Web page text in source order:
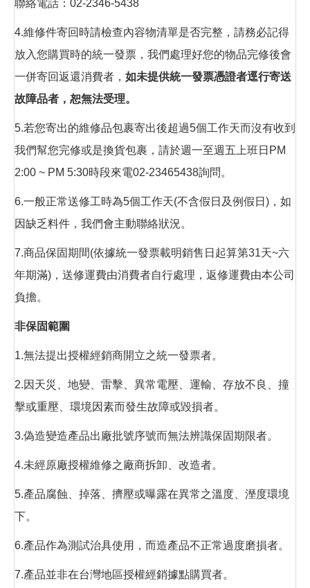
聯絡電話：02-2346-5438
4.維修件寄回時請檢查內容物清單是否完整，請務必記得
放入您購買時的統一發票，我們處理好您的物品完修後會
一併寄回返還消費者， 如未提供統一發票憑證者逕行寄送
故障品者，恕無法受理。
5.若您寄出的維修品包裹寄出後超過5個工作天而沒有收到
我們幫您完修或是換貨包裹，請於週一至週五上班日PM
2:00 ~ PM 5:30時段來電02-23465438詢問。
6.一般正常送修工時為5個工作天(不含假日及例假日)，如
因缺乏料件，我們會主動聯絡狀況。
7.商品保固期間(依據統一發票載明銷售日起算第31天~六
年期滿)，送修運費由消費者自行處理，返修運費由本公司
負擔。
非保固範圍
1.無法提出授權經銷商開立之統一發票者。
2.因天災、地變、雷擊、異常電壓、運輸、存放不良、撞
擊或重壓、環境因素而發生故障或毀損者。
3.偽造變造產品出廠批號序號而無法辨識保固期限者。
4.未經原廠授權維修之廠商拆卸、改造者。
5.產品腐蝕、掉落、擠壓或曝露在異常之溫度、溼度環境
下。
6.產品作為測試治具使用，而造產品不正常過度磨損者。
7.產品並非在台灣地區授權經銷據點購買者。